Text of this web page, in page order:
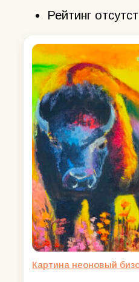
Рейтинг
Картина неоновый